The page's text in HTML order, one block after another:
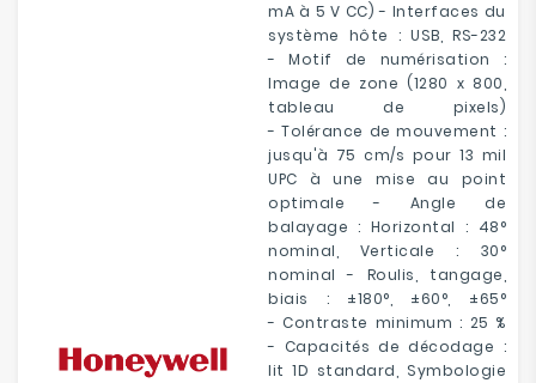
mA à 5 V CC) - Interfaces du
système hôte : USB, RS-232
- Motif de numérisation :
Image de zone (1280 x 800,
tableau de pixels)
- Tolérance de mouvement :
jusqu'à 75 cm/s pour 13 mil
UPC à une mise au point
optimale - Angle de
balayage : Horizontal : 48°
nominal, Verticale : 30°
nominal - Roulis, tangage,
biais : ±180°, ±60°, ±65°
- Contraste minimum : 25 %
- Capacités de décodage :
lit 1D standard, Symbologie